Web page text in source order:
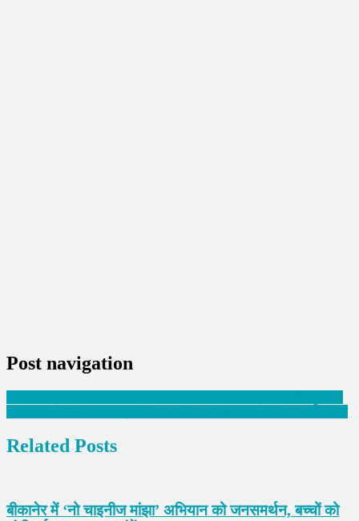
Post navigation
Related Posts
बीकानेर में ‘नो चाइनीज मांझा’ अभियान को जनसमर्थन, बच्चों को